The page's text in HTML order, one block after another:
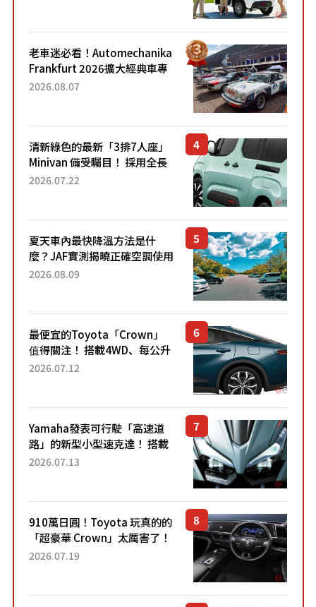
老車迷必看！Automechanika
Frankfurt 2026擴大經典車專
區 1954年珍稀古董車現場修復
2026.08.07
清新綠色的最新「3排7人座」
Minivan 備受矚目！ 採用全長
4.7公尺剛剛好的車身尺寸與
2026.07.22
夏天車內最快降溫方法是什
麼？JAF實測揭曉正確空調使用
方式
2026.08.09
最便宜的Toyota「Crown」
值得關注！ 搭載4WD、每公升
22.4公里低油耗表現超亮眼！
2026.07.12
Yamaha發表可行駛「高速道
路」的新型小型速克達！ 搭載
能享受超強勁「渦輪感」的動
2026.07.13
910萬日圓！Toyota 玩真的的
「超豪華 Crown」太厲害了！
採用由「匠人技藝」打造的
2026.07.19